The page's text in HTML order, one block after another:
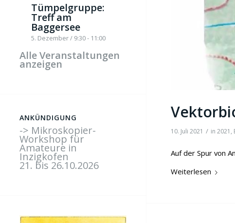
Tümpelgruppe:
Treff am
Baggersee
5. Dezember / 9:30- 11:00
Alle Veranstaltungen
anzeigen
ANKÜNDIGUNG
-> Mikroskopier-
Workshop für
Amateure in
Inzigkofen
21. bis 26.10.2026
10. Juli 2021 / in 2021 ,
Auf der Spur von
Weiterlesen